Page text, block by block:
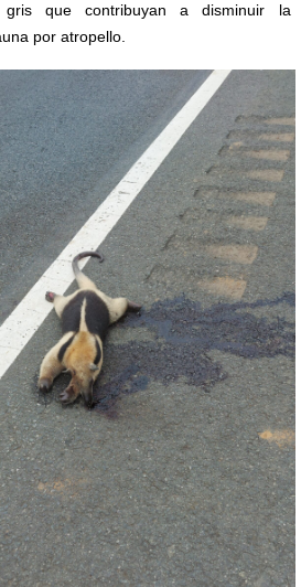
gris que contribuyan a disminuir la
por atropello.